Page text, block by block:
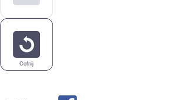
Cofnij